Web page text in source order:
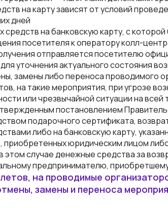
на карту зависят от условий
дней
на банковскую карту, с
посетителя к оператору колл-
отправляется посетителю
уточнения актуального состояния
замены либо переноса проводимого
на такие мероприятия, при угрозе
или чрезвычайной ситуации на
постановлением
подарочного сертификата,
либо на банковскую карту,
юридическим лицом
случае денежные средства за
предпринимателю,
на проводимые
замены и переноса